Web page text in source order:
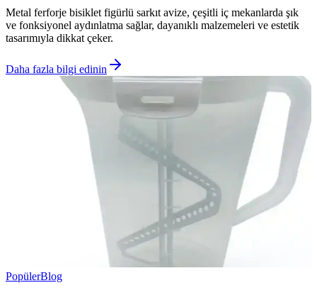
Metal ferforje bisiklet figürlü sarkıt avize, çeşitli iç mekanlarda şık
ve fonksiyonel aydınlatma sağlar, dayanıklı malzemeleri ve estetik
tasarımıyla dikkat çeker.
Daha fazla bilgi edinin
PopülerBlog